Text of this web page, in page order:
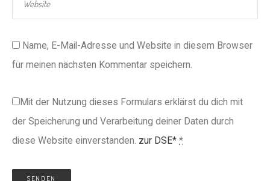
Name, E-Mail-Adresse und Website in diesem Browser
für meinen nächsten Kommentar speichern.
Mit der Nutzung dieses Formulars erklärst du dich mit
der Speicherung und Verarbeitung deiner Daten durch
diese Website einverstanden. zur DSE* *